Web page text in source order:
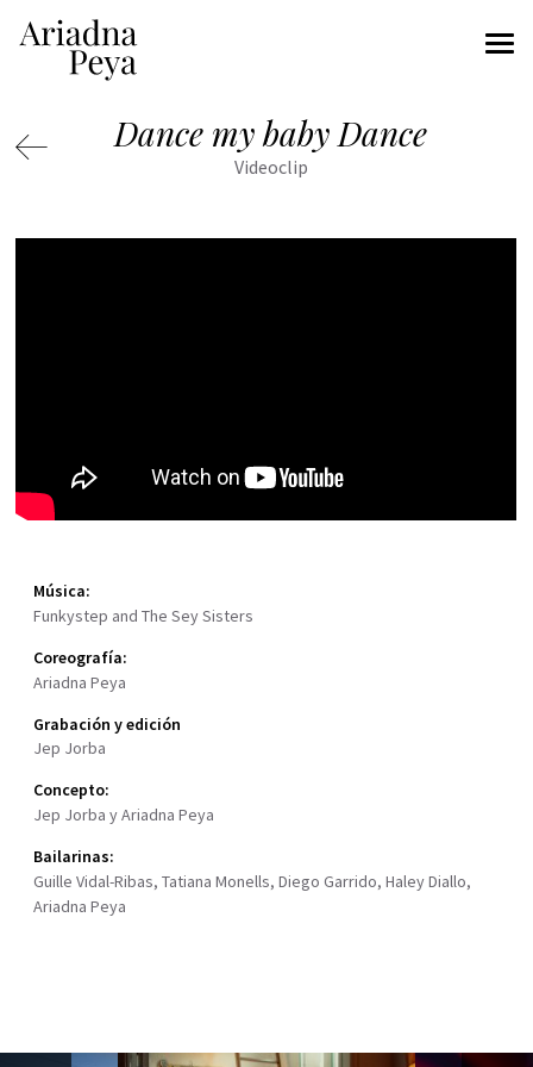
Dance my baby Dance
Videoclip
Música:
Funkystep and The Sey Sisters
Coreografía:
Ariadna Peya
Grabación y edición
Jep Jorba
Concepto:
Jep Jorba y Ariadna Peya
Bailarinas:
Guille Vidal-Ribas, Tatiana Monells, Diego Garrido, Haley Diallo,
Ariadna Peya